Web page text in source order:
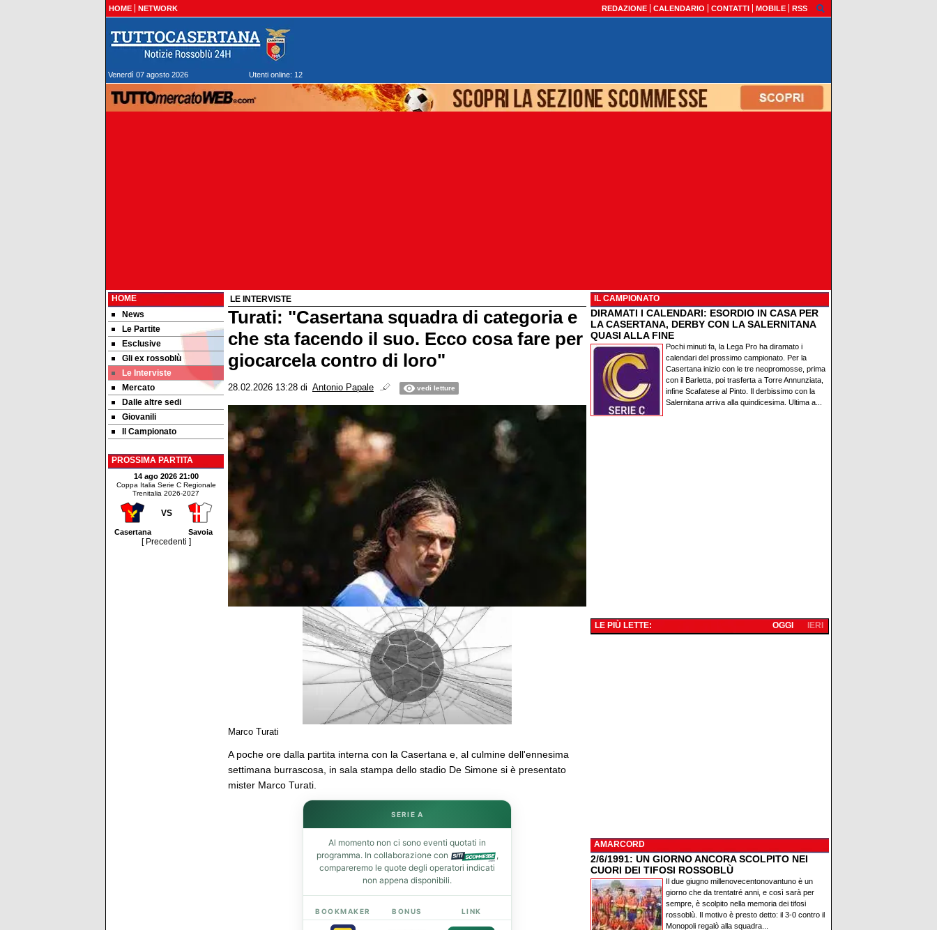
HOME NETWORK REDAZIONE CALENDARIO CONTATTI MOBILE RSS
Venerdì 07 agosto 2026 Utenti online: 12
HOME
News
Le Partite
Esclusive
Gli ex rossoblù
Le Interviste
Mercato
Dalle altre sedi
Giovanili
Il Campionato
PROSSIMA PARTITA
14 ago 2026 21:00
Coppa Italia Serie C Regionale
Trenitalia 2026-2027
VS
Casertana Savoia
[ Precedenti ]
LE INTERVISTE
Turati: "Casertana squadra di categoria e
che sta facendo il suo. Ecco cosa fare per
giocarcela contro di loro"
28.02.2026 13:28 di Antonio Papale vedi letture
Marco Turati
A poche ore dalla partita interna con la Casertana e, al culmine dell'ennesima
settimana burrascosa, in sala stampa dello stadio De Simone si è presentato
mister Marco Turati.
SERIE A
Al momento non ci sono eventi quotati in
programma. In collaborazione con
,
compareremo le quote degli operatori indicati
non appena disponibili.
BOOKMAKER BONUS LINK
IL CAMPIONATO
DIRAMATI I CALENDARI: ESORDIO IN CASA PER
LA CASERTANA, DERBY CON LA SALERNITANA
QUASI ALLA FINE
Pochi minuti fa, la Lega Pro ha diramato i
calendari del prossimo campionato. Per la
Casertana inizio con le tre neopromosse, prima
con il Barletta, poi trasferta a Torre Annunziata,
infine Scafatese al Pinto. Il derbissimo con la
Salernitana arriva alla quindicesima. Ultima a...
LE PIÙ LETTE: IERI
OGGI
AMARCORD
2/6/1991: UN GIORNO ANCORA SCOLPITO NEI
CUORI DEI TIFOSI ROSSOBLÙ
Il due giugno millenovecentonovantuno è un
giorno che da trentatré anni, e così sarà per
sempre, è scolpito nella memoria dei tifosi
rossoblù. Il motivo è presto detto: il 3-0 contro il
Monopoli regalò alla squadra...